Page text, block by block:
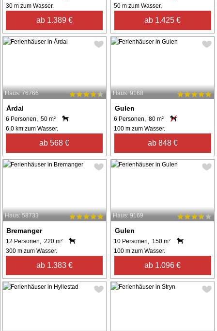
30 m zum Wasser.
ab 1.389 €
50 m zum Wasser.
ab 1.425 €
Haus: 76766
Årdal
6 Personen, 50 m²
6,0 km zum Wasser.
ab 568 €
Haus: 9168
Gulen
6 Personen, 80 m²
100 m zum Wasser.
ab 848 €
Haus: 58733
Bremanger
12 Personen, 220 m²
300 m zum Wasser.
ab 1.383 €
Haus: 9169
Gulen
10 Personen, 150 m²
100 m zum Wasser.
ab 1.096 €